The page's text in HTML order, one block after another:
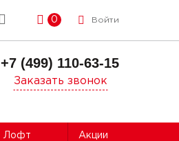
0 Войти
+7 (499) 110-63-15
Заказать звонок
Лофт Акции